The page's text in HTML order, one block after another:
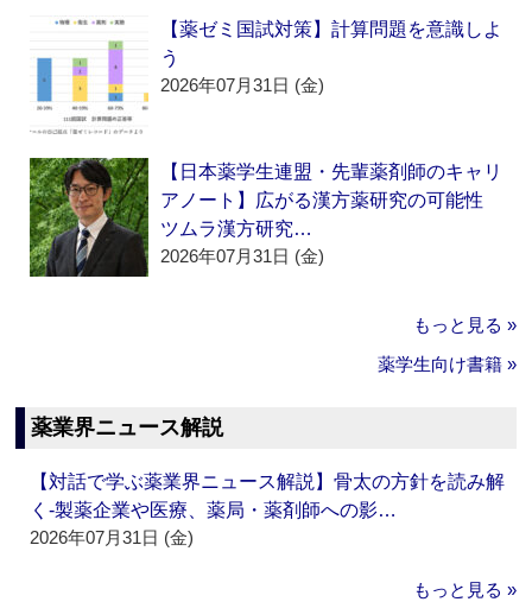
【薬ゼミ国試対策】計算問題を意識しよ
う
2026年07月31日 (金)
【日本薬学生連盟・先輩薬剤師のキャリ
アノート】広がる漢方薬研究の可能性
ツムラ漢方研究…
2026年07月31日 (金)
もっと見る »
薬学生向け書籍 »
薬業界ニュース解説
【対話で学ぶ薬業界ニュース解説】骨太の方針を読み解
く‐製薬企業や医療、薬局・薬剤師への影…
2026年07月31日 (金)
もっと見る »